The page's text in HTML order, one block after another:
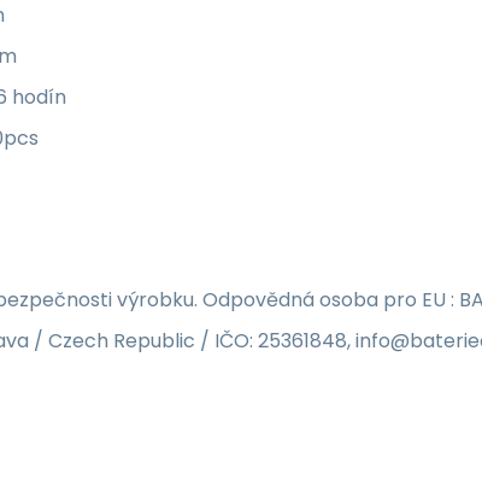
hodín
výrobku. Odpovědná osoba pro EU :
/ Czech Republic / IČO: 25361848,